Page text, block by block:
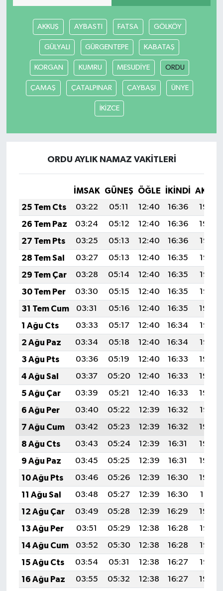
AKKUŞ AYBASTI FATSA GÖLKÖY
GÜLYALI GÜRGENTEPE KABATAŞ
KORGAN KUMRU MESUDİYE ORDU
ÇAMAŞ ÇATALPINAR ÇAYBAŞI ÜNYE
İKİZCE
ORDU AYLIK NAMAZ VAKITLERI
İMSAK GÜNEŞ ÖĞLE İKINDI
25 Tem Cts
03:22 05:11 12:40 16:36
19:59
26 Tem Paz
03:24 05:12 12:40 16:36
19:59
27 Tem Pts
03:25 05:13 12:40 16:36
19:58
28 Tem Sal
03:27 05:13 12:40 16:35
19:57
29 Tem Çar
03:28 05:14 12:40 16:35
19:56
30 Tem Per
03:30 05:15 12:40 16:35
19:55
31 Tem Cum
03:31 05:16 12:40 16:35
19:54
1 Ağu Cts
03:33 05:17 12:40 16:34
19:53
2 Ağu Paz
03:34 05:18 12:40 16:34
19:52
3 Ağu Pts
03:36 05:19 12:40 16:33
19:50
4 Ağu Sal
03:37 05:20 12:40 16:33
19:49
5 Ağu Çar
03:39 05:21 12:40 16:33
19:48
6 Ağu Per
03:40 05:22 12:39 16:32
19:47
7 Ağu Cum
03:42 05:23 12:39 16:32
19:46
8 Ağu Cts
03:43 05:24 12:39 16:31
19:44
9 Ağu Paz
03:45 05:25 12:39 16:31
19:43
10 Ağu Pts
03:46 05:26 12:39 16:30
19:42
11 Ağu Sal
03:48 05:27 12:39 16:30
19:41
12 Ağu Çar
03:49 05:28 12:39 16:29
19:39
13 Ağu Per
03:51 05:29 12:38 16:28
19:38
14 Ağu Cum
03:52 05:30 12:38 16:28
19:37
15 Ağu Cts
03:54 05:31 12:38 16:27
19:35
16 Ağu Paz
03:55 05:32 12:38 16:27
19:34